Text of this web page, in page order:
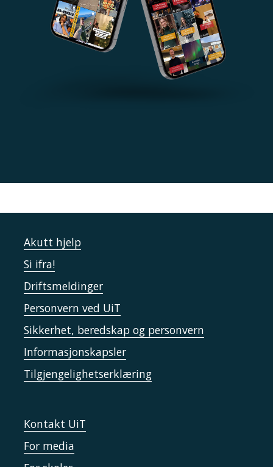
Akutt hjelp
Si ifra!
Driftsmeldinger
Personvern ved UiT
Sikkerhet, beredskap og personvern
Informasjonskapsler
Tilgjengelighetserklæring
Kontakt UiT
For media